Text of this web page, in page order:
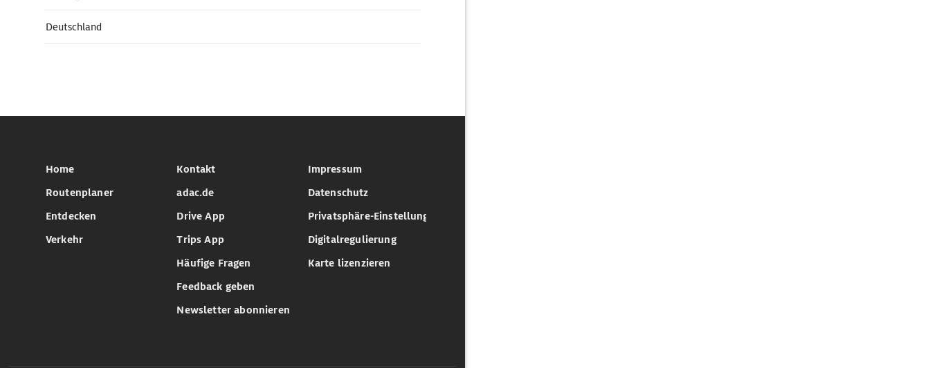
Deutschland
Home
Routenplaner
Entdecken
Verkehr
Kontakt
adac.de
Drive App
Trips App
Häufige Fragen
Feedback geben
Newsletter abonnieren
Impressum
Datenschutz
Privatsphäre-Einstellungen
Digitalregulierung
Karte lizenzieren